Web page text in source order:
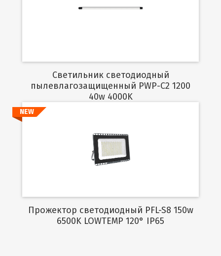
Светильник светодиодный
пылевлагозащищенный PWP-C2 1200
40w 4000K
Подробнее
NEW
Прожектор светодиодный PFL-S8 150w
6500K LOWTEMP 120° IP65